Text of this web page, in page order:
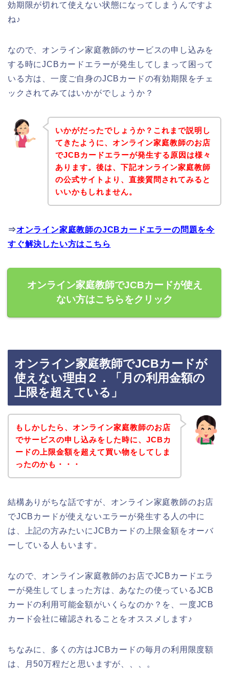
効期限が切れて使えない状態になってしまうんですよ
ね♪
なので、オンライン家庭教師のサービスの申し込みを
する時にJCBカードエラーが発生してしまって困って
いる方は、一度ご自身のJCBカードの有効期限をチェ
ックされてみてはいかがでしょうか？
いかがだったでしょうか？これまで説明し
てきたように、オンライン家庭教師のお店
でJCBカードエラーが発生する原因は様々
あります。後は、下記オンライン家庭教師
の公式サイトより、直接質問されてみると
いいかもしれません。
⇒オンライン家庭教師のJCBカードエラーの問題を今
すぐ解決したい方はこちら
オンライン家庭教師でJCBカードが使え
ない方はこちらをクリック
オンライン家庭教師でJCBカードが
使えない理由２．「月の利用金額の
上限を超えている」
もしかしたら、オンライン家庭教師のお店
でサービスの申し込みをした時に、JCBカ
ードの上限金額を超えて買い物をしてしま
ったのかも・・・
結構ありがちな話ですが、オンライン家庭教師のお店
でJCBカードが使えないエラーが発生する人の中に
は、上記の方みたいにJCBカードの上限金額をオーバ
ーしている人もいます。
なので、オンライン家庭教師のお店でJCBカードエラ
ーが発生してしまった方は、あなたの使っているJCB
カードの利用可能金額がいくらなのか？を、一度JCB
カード会社に確認されることをオススメします♪
ちなみに、多くの方はJCBカードの毎月の利用限度額
は、月50万程だと思いますが、、、。